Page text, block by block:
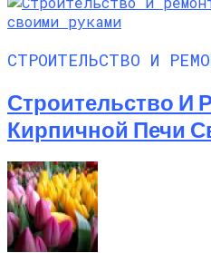
СТРОИТЕЛЬСТВО И
Строительство И
Кирпичной Печи